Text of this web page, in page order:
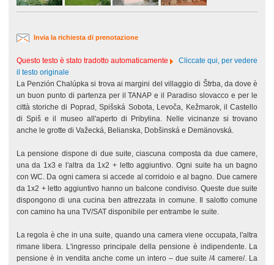
Invia la richiesta di prenotazione
Questo testo è stato tradotto automaticamente
Cliccate qui, per vedere
il testo originale
La Penzión Chalúpka si trova ai margini del villaggio di Štrba, da dove è
un buon punto di partenza per il TANAP e il Paradiso slovacco e per le
città storiche di Poprad, Spišská Sobota, Levoča, Kežmarok, il Castello
di Spiš e il museo all'aperto di Pribylina. Nelle vicinanze si trovano
anche le grotte di Važecká, Belianska, Dobšinská e Demänovská.
La pensione dispone di due suite, ciascuna composta da due camere,
una da 1x3 e l'altra da 1x2 + letto aggiuntivo. Ogni suite ha un bagno
con WC. Da ogni camera si accede al corridoio e al bagno. Due camere
da 1x2 + letto aggiuntivo hanno un balcone condiviso. Queste due suite
dispongono di una cucina ben attrezzata in comune. Il salotto comune
con camino ha una TV/SAT disponibile per entrambe le suite.
La regola è che in una suite, quando una camera viene occupata, l'altra
rimane libera. L'ingresso principale della pensione è indipendente. La
pensione è in vendita anche come un intero – due suite /4 camere/. La